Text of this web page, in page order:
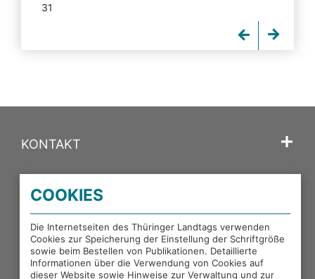
31
KONTAKT
PORTALE DES THÜRINGER LANDTAGS
EXTERNE LINKS
COOKIES
Die Internetseiten des Thüringer Landtags verwenden
Cookies zur Speicherung der Einstellung der Schriftgröße
sowie beim Bestellen von Publikationen. Detaillierte
Informationen über die Verwendung von Cookies auf
dieser Website sowie Hinweise zur Verwaltung und zur